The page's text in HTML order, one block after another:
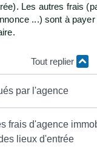
Les autres frais
...) sont à
Tout replier
par l'agence
frais d'agence
lieux d'entrée